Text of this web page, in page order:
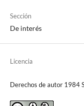
Sección
De interés
Licencia
Derechos de autor 1984